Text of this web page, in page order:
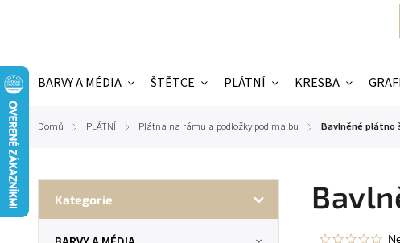
BARVY A MÉDIA ŠTĚTCE PLÁTNÍ KRESBA
Domů / PLÁTNÍ / Plátna na rámu a podložky pod malbu / Bavlněné plátno
Kategorie